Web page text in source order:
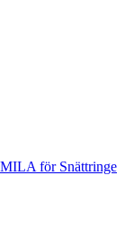
för Snättringe